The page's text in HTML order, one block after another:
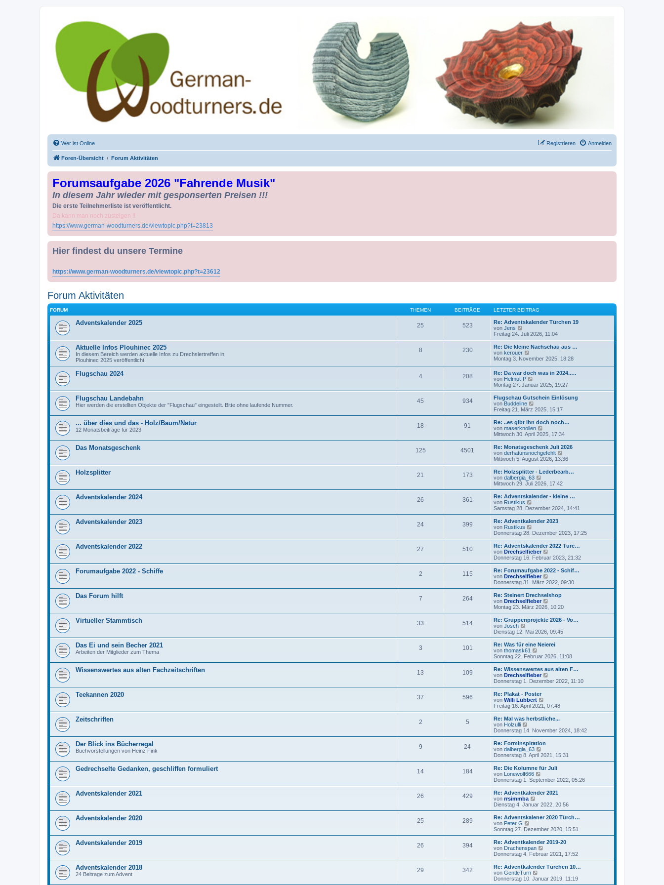
Drechseln und Kunsthandwerk - German-Woodturners *Forum Sauerland*
Der Treffpunkt für Drechsler und Freunde des Kunsthandwerks
Wer ist Online Anmelden
Registrieren
Foren-Übersicht Forum Aktivitäten
Forumsaufgabe 2026 "Fahrende Musik"
In diesem Jahr wieder mit gesponserten Preisen !!!
Die erste Teilnehmerliste ist veröffentlicht.
Da kann man noch zusteigen !!
https://www.german-woodturners.de/viewtopic.php?t=23813
Hier findest du unsere Termine
https://www.german-woodturners.de/viewtopic.php?t=23612
Forum Aktivitäten
FORUM THEMEN BEITRÄGE LETZTER BEITRAG
Adventskalender 2025 25 523
Re: Adventskalender Türchen 19
von Jens
e
u
e
s
t
B
e
i
t
r
a
g
Freitag 24. Juli 2026, 11:04
Aktuelle Infos Plouhinec 2025
In diesem Bereich werden aktuelle Infos zu Drechslertreffen in
Plouhinec 2025 veröffentlicht.
8 230
Re: Die kleine Nachschau aus …
von kerouer
e
s
t
e
B
e
i
t
r
a
g
Montag 3. November 2025, 18:28
Flugschau 2024 4 208
Re: Da war doch was in 2024..…
von Helmut-P
e
u
e
s
t
B
e
i
r
a
g
Montag 27. Januar 2025, 19:27
Flugschau Landebahn
Hier werden die erstellten Objekte der "Flugschau" eingestellt. Bitte ohne laufende Nummer.
45 934
Flugschau Gutschein Einlösung
von Buddeline
e
u
e
s
t
r
B
e
i
r
a
g
Freitag 21. März 2025, 15:17
... über dies und das - Holz/Baum/Natur
12 Monatsbeiträge für 2023
18 91
Re: ..es gibt ihn doch noch…
von maserknollen
e
u
e
s
t
B
e
i
r
g
Mittwoch 30. April 2025, 17:34
Das Monatsgeschenk 125 4501
Re: Monatsgeschenk Juli 2026
von derhatunsnochgefehlt
e
u
e
B
e
i
g
Mittwoch 5. August 2026, 13:36
Holzsplitter 21 173
Re: Holzsplitter - Lederbearb…
von dalbergia_63
e
u
e
t
B
i
r
a
g
Mittwoch 29. Juli 2026, 17:42
Adventskalender 2024 26 361
Re: Adventskalender - kleine …
von Rustikus
e
u
e
t
r
B
e
i
r
a
g
Samstag 28. Dezember 2024, 14:41
Adventskalender 2023 24 399
Re: Adventkalender 2023
von Rustikus
e
u
e
s
t
B
e
i
r
a
g
Donnerstag 28. Dezember 2023, 17:25
Adventskalender 2022 27 510
Re: Adventskalender 2022 Türc…
von Drechselfieber
e
u
e
t
B
e
r
g
Donnerstag 16. Februar 2023, 21:32
Forumaufgabe 2022 - Schiffe 2 115
Re: Forumaufgabe 2022 - Schif…
von Drechselfieber
e
u
e
r
B
e
r
g
Donnerstag 31. März 2022, 09:30
Das Forum hilft 7 264
Re: Steinert Drechselshop
von Drechselfieber
e
u
e
t
B
e
i
r
g
Montag 23. März 2026, 10:20
Virtueller Stammtisch 33 514
Re: Gruppenprojekte 2026 - Vo…
von Josch
e
u
e
s
t
B
e
i
r
a
g
Dienstag 12. Mai 2026, 09:45
Das Ei und sein Becher 2021
Arbeiten der Mitglieder zum Thema
3 101
Re: Was für eine Neierei
von thomask61
e
u
e
s
t
B
e
i
r
g
Sonntag 22. Februar 2026, 11:08
Wissenswertes aus alten Fachzeitschriften 13 109
Re: Wissenswertes aus alten F…
von Drechselfieber
e
u
t
r
B
e
i
g
Donnerstag 1. Dezember 2022, 11:10
Teekannen 2020 37 596
Re: Plakat - Poster
von Willi Lübbert
e
u
e
t
B
e
i
r
g
Freitag 16. April 2021, 07:48
Zeitschriften 2 5
Re: Mal was herbstliche...
von Holzulli
e
u
e
s
t
B
e
r
a
g
Donnerstag 14. November 2024, 18:42
Der Blick ins Bücherregal
Buchvorstellungen von Heinz Fink
9 24
Re: Forminspiration
von dalbergia_63
e
u
e
t
B
e
i
r
g
Donnerstag 8. April 2021, 15:31
Gedrechselte Gedanken, geschliffen formuliert 14 184
Re: Die Kolumne für Juli
von
Lonewolf666
e
u
e
t
B
e
i
r
a
g
Donnerstag 1. September 2022, 05:26
Adventskalender 2021 26 429
Re: Adventkalender 2021
von rrsimmba
e
u
e
t
B
e
i
r
a
g
Dienstag 4. Januar 2022, 20:56
Adventskalender 2020 25 289
Re: Adventskalener 2020 Türch…
von Peter G
e
u
e
s
t
r
B
e
i
Sonntag 27. Dezember 2020, 15:51
Adventskalender 2019 26 394
Re: Adventkalender 2019-20
von Drachenspan
e
u
e
t
Donnerstag 4. Februar 2021, 17:52
Adventskalender 2018
24 Beitrage zum Advent
29 342
Re: Adventkalender Türchen 10…
von GentleTurn
e
Donnerstag 10. Januar 2019, 11:19